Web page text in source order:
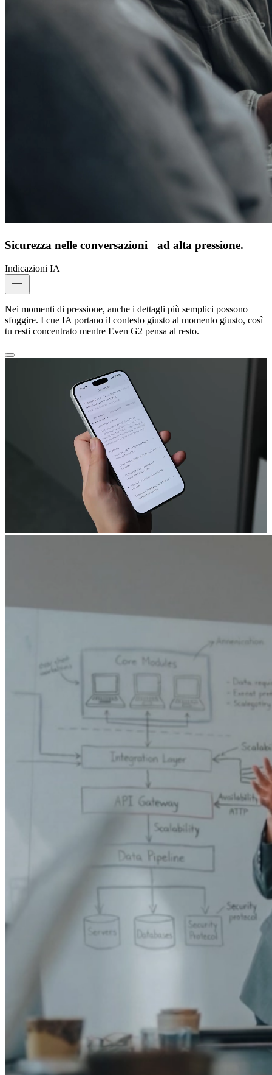
Sicurezza nelle conversazioni ad alta pressione.
Indicazioni IA
Nei momenti di pressione, anche i dettagli più semplici possono
sfuggire. I cue IA portano il contesto giusto al momento giusto, così
tu resti concentrato mentre Even G2 pensa al resto.